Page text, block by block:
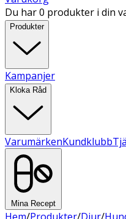
Du har 0 produkter i din
Produkter
Kampanjer
Kloka Råd
VarumärkenKundklubb
Mina Recept